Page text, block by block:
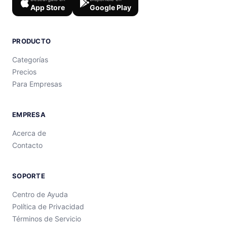
App Store Google Play
PRODUCTO
Categorías
Precios
Para Empresas
EMPRESA
Acerca de
Contacto
SOPORTE
Centro de Ayuda
Política de Privacidad
Términos de Servicio